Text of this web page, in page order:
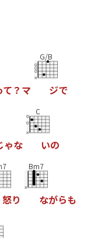
て ？ マ
G/B
ジで
ゃな
C
いの
怒り
Bm7
ながらも